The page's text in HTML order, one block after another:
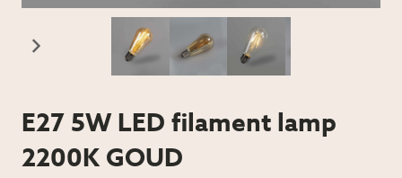
E27 5W LED filament lamp
2200K GOUD